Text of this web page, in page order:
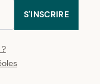
S'INSCRIRE